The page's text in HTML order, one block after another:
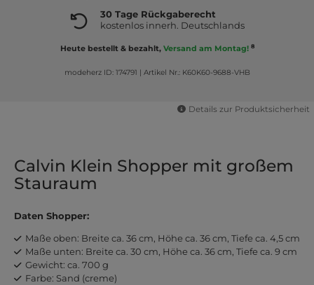
30 Tage Rückgaberecht
kostenlos innerh. Deutschlands
Heute bestellt & bezahlt, Versand am Montag! 8
modeherz ID: 174791 Artikel Nr.: K60K60-9688-VHB
Details zur Produktsicherheit
Calvin Klein Shopper mit großem
Stauraum
Daten Shopper:
Maße oben: Breite ca. 36 cm, Höhe ca. 36 cm, Tiefe ca. 4,5 cm
Maße unten: Breite ca. 30 cm, Höhe ca. 36 cm, Tiefe ca. 9 cm
Gewicht: ca. 700 g
Farbe: Sand (creme)